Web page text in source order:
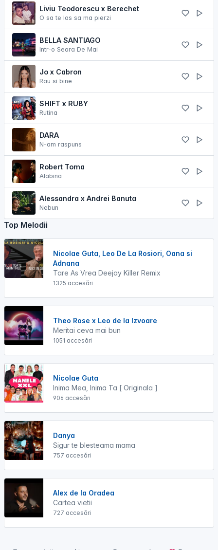
Liviu Teodorescu x Berechet
O sa te las sa ma pierzi
BELLA SANTIAGO
Intr-o Seara De Mai
Jo x Cabron
Rau si bine
SHIFT x RUBY
Rutina
DARA
N-am raspuns
Robert Toma
Alabina
Alessandra x Andrei Banuta
Nebun
Top Melodii
Nicolae Guta, Leo De La Rosiori, Oana si
Adnana
Tare As Vrea Deejay Killer Remix
1325 accesări
Theo Rose x Leo de la Izvoare
Meritai ceva mai bun
1051 accesări
Nicolae Guta
Inima Mea, Inima Ta [ Originala ]
906 accesări
Danya
Sigur te blesteama mama
757 accesări
Alex de la Oradea
Cartea vietii
727 accesări